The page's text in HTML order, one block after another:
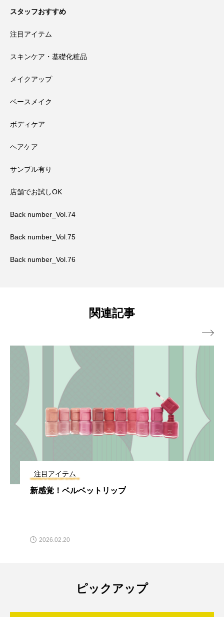
スタッフおすすめ
注目アイテム
スキンケア・基礎化粧品
メイクアップ
ベースメイク
ボディケア
ヘアケア
サンプル有り
店舗でお試しOK
Back number_Vol.74
Back number_Vol.75
Back number_Vol.76
関連記事
注目アイテム
新感覚！ベルベットリップ
2026.02.20

ピックアップ